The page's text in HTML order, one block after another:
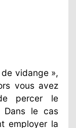
vidange »,
vous avez
percer le
Dans le cas
employer la